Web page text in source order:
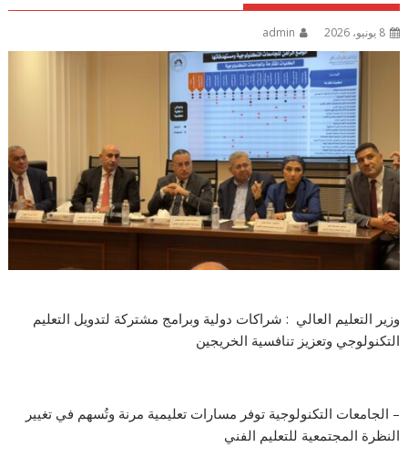
8 يونيو، 2026 admin
وزير التعليم العالي : شراكات دولية وبرامج مشتركة لتدويل التعليم
التكنولوجي وتعزيز تنافسية الخريجين
– الجامعات التكنولوجية توفر مسارات تعليمية مرنة وتُسهم في تغيير
النظرة المجتمعية للتعليم الفني